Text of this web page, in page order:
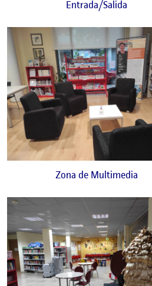
Entrada/Salida
Zona de Multimedia